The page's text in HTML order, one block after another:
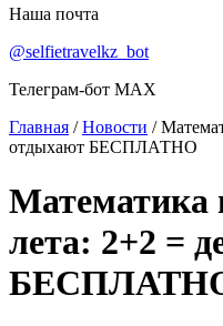
Наша почта
@selfietravelkz_bot
Телеграм-бот MAX
Главная /Новости /
отдыхают БЕСПЛАТНО
Математика
лета: 2+2 =